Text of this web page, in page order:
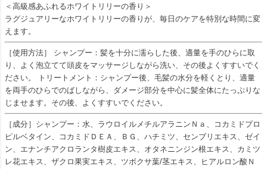
＜高級感あふれるホワイトリリーの香り＞
ラグジュアリーなホワイトリリーの香りが、毎日のケアを特別な時間に変
えます。
［使用方法］ シャンプー：髪を十分に濡らした後、適量を手のひらに取
り、よく泡立てて頭皮をマッサージしながら洗い、その後よくすすいでく
ださい。 トリートメント：シャンプー後、毛髪の水分を軽くとり、適量
を両手のひらでのばしながら、ダメージ部分を中心に髪全体にたっぷりな
じませます。その後、よくすすいでください。
［成分］シャンプー：水、ラウロイルメチルアラニンＮａ、コカミドプロ
ピルベタイン、コカミドＤＥＡ、ＢＧ、ハチミツ、センブリエキス、ゼイ
ン、エナンチアクロランタ樹皮エキス、オタネニンジン根エキス、カミツ
レ花エキス、ザクロ果実エキス、ツボクサ葉/茎エキス、ヒアルロン酸Ｎ